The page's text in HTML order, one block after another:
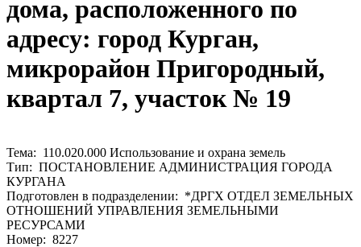
дома, расположенного по
адресу: город Курган,
микрорайон Пригородный,
квартал 7, участок № 19
Тема: 110.020.000 Использование и охрана земель
Тип: ПОСТАНОВЛЕНИЕ АДМИНИСТРАЦИЯ ГОРОДА
КУРГАНА
Подготовлен в подразделении: *ДРГХ ОТДЕЛ ЗЕМЕЛЬНЫХ
ОТНОШЕНИЙ УПРАВЛЕНИЯ ЗЕМЕЛЬНЫМИ
РЕСУРСАМИ
Номер: 8227